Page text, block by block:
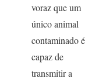
voraz que um
único animal
contaminado é
capaz de
transmitir a